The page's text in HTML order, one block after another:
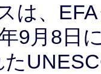
は、
9月8日